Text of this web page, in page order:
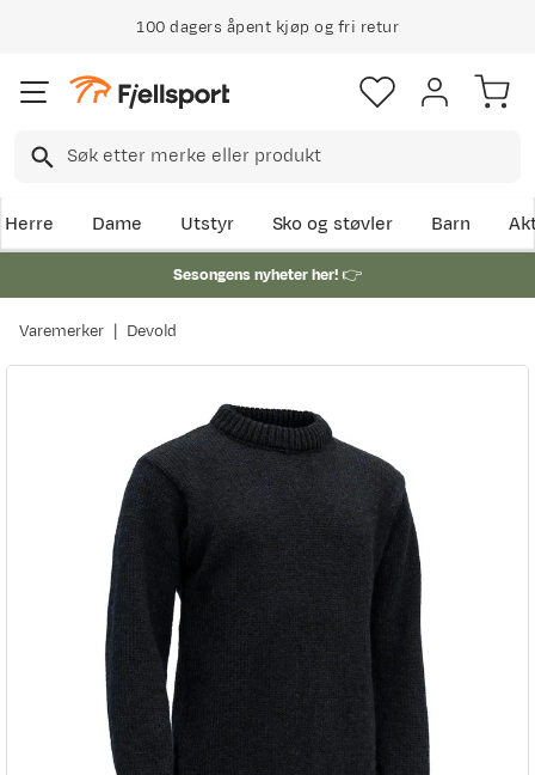
100 dagers åpent kjøp og fri retur
Herre Dame Utstyr Sko og støvler Barn
Sesongens nyheter her!👉
Varemerker Devold